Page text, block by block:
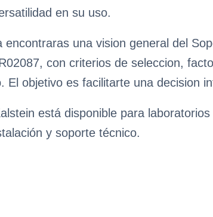
en su uso.
encontraras una vision general del
con criterios de seleccion,
El objetivo es facilitarte una decision
está disponible para
y soporte técnico.